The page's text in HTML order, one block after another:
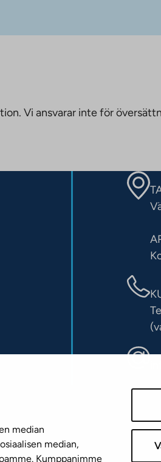
median
median,
Kumppanimme
Vi ansvarar inte för